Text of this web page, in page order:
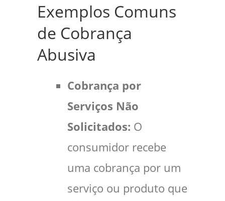
Exemplos Comuns
de Cobrança
Abusiva
Cobrança por
Serviços Não
Solicitados: O
consumidor recebe
uma cobrança por um
serviço ou produto que